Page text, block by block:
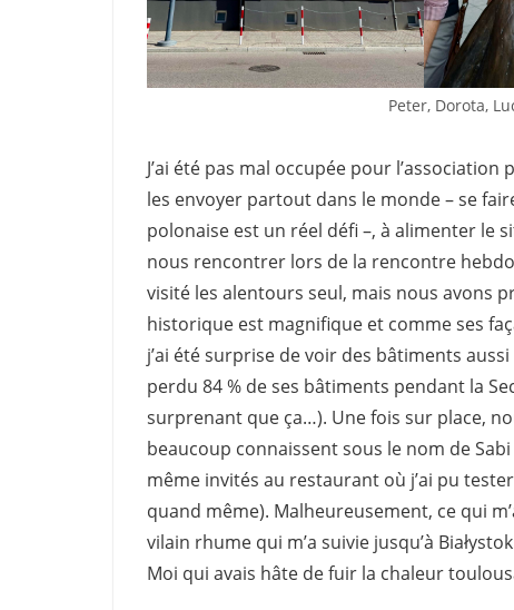
Peter, Dorota,
J’ai été pas mal occupée pour
les envoyer partout dans le monde – se
polonaise est un réel défi –, à alimenter le
nous rencontrer lors de la rencontre
visité les alentours seul, mais nous avons
historique est magnifique et comme ses
j’ai été surprise de voir des bâtiments
perdu 84 % de ses bâtiments pendant la
surprenant que ça…). Une fois sur place,
beaucoup connaissent sous le nom de
même invités au restaurant où j’ai pu
quand même). Malheureusement, ce qui
vilain rhume qui m’a suivie jusqu’à
Moi qui avais hâte de fuir la chaleur